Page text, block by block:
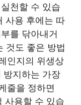
천할 수 있습
사용 후에는 따
를 닦아내거
것도 좋은 방법
인지의 위생상
방지하는 가장
줄을 정하면
사용할 수 있습